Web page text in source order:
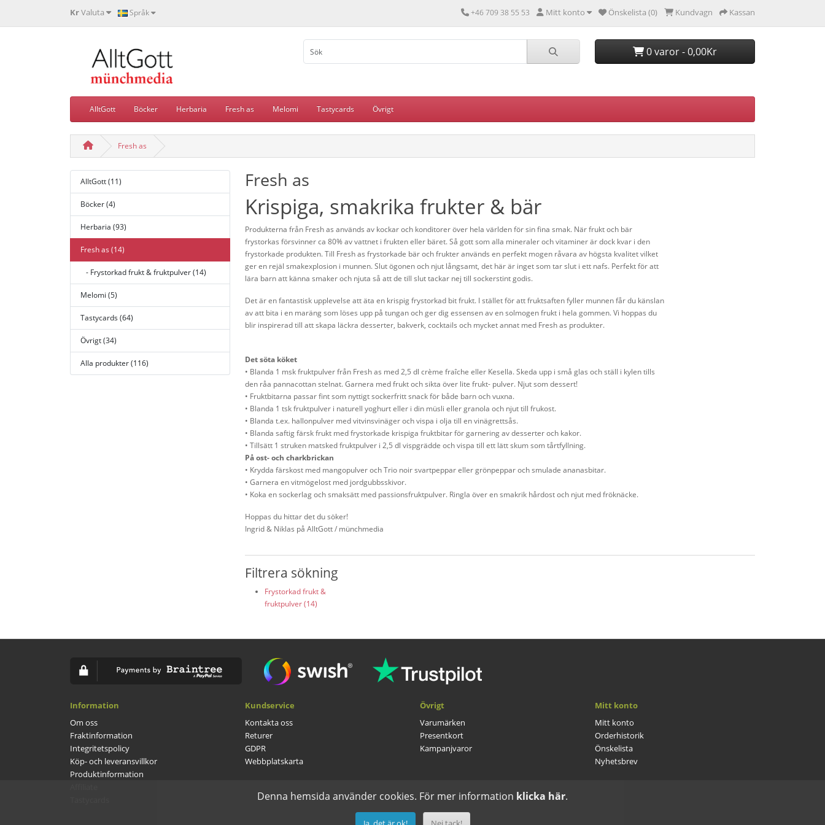
KrValuta Språk +46 709 38 55 53 Mitt konto Önskelista (0) Kundvagn Kassan
0 varor - 0,00Kr
AlltGott Böcker Herbaria Fresh as Melomi Tastycards Övrigt
Fresh as
AlltGott (11)
Böcker (4)
Herbaria (93)
Fresh as (14)
- Frystorkad frukt & fruktpulver (14)
Melomi (5)
Tastycards (64)
Övrigt (34)
Alla produkter (116)
Fresh as
Krispiga, smakrika frukter & bär
Produkterna från Fresh as används av kockar och konditorer över hela världen för sin fina smak. När frukt och bär
frystorkas försvinner ca 80% av vattnet i frukten eller bäret. Så gott som alla mineraler och vitaminer är dock kvar i den
frystorkade produkten. Till Fresh as frystorkade bär och frukter används en perfekt mogen råvara av högsta kvalitet vilket
ger en rejäl smakexplosion i munnen. Slut ögonen och njut långsamt, det här är inget som tar slut i ett nafs. Perfekt för att
lära barn att känna smaker och njuta så att de till slut tackar nej till sockerstint godis.
Det är en fantastisk upplevelse att äta en krispig frystorkad bit frukt. I stället för att fruktsaften fyller munnen får du känslan
av att bita i en maräng som löses upp på tungan och ger dig essensen av en solmogen frukt i hela gommen. Vi hoppas du
blir inspirerad till att skapa läckra desserter, bakverk, cocktails och mycket annat med Fresh as produkter.
Det söta köket
• Blanda 1 msk fruktpulver från Fresh as med 2,5 dl crème fraîche eller Kesella. Skeda upp i små glas och ställ i kylen tills
den råa pannacottan stelnat. Garnera med frukt och sikta över lite frukt- pulver. Njut som dessert!
• Fruktbitarna passar fint som nyttigt sockerfritt snack för både barn och vuxna.
• Blanda 1 tsk fruktpulver i naturell yoghurt eller i din müsli eller granola och njut till frukost.
• Blanda t.ex. hallonpulver med vitvinsvinäger och vispa i olja till en vinägrettsås.
• Blanda saftig färsk frukt med frystorkade krispiga fruktbitar för garnering av desserter och kakor.
• Tillsätt 1 struken matsked fruktpulver i 2,5 dl vispgrädde och vispa till ett lätt skum som tårtfyllning.
På ost- och charkbrickan
• Krydda färskost med mangopulver och Trio noir svartpeppar eller grönpeppar och smulade ananasbitar.
• Garnera en vitmögelost med jordgubbsskivor.
• Koka en sockerlag och smaksätt med passionsfruktpulver. Ringla över en smakrik hårdost och njut med fröknäcke.
Hoppas du hittar det du söker!
Ingrid & Niklas på AlltGott / münchmedia
Filtrera sökning
Frystorkad frukt &
fruktpulver (14)
Information
Om oss
Fraktinformation
Integritetspolicy
Köp- och leveransvillkor
Produktinformation
Kundservice
Kontakta oss
Returer
GDPR
Webbplatskarta
Övrigt
Varumärken
Presentkort
Kampanjvaror
Mitt konto
Mitt konto
Orderhistorik
Önskelista
Nyhetsbrev
Denna hemsida använder cookies. För mer information klicka här.